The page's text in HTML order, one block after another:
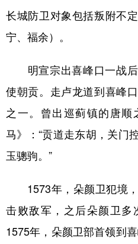
长城防卫对象包括叛附不
宁、福余）。
明宣宗出喜峰口一战后
使朝贡。走卢龙道到喜峰
之一。曾出巡蓟镇的唐顺
马》：“贡道走东胡，关门
玉骢驹。”
1573年，朵颜卫犯境，
击败敌军，之后朵颜卫多
1575年，朵颜卫部首领到